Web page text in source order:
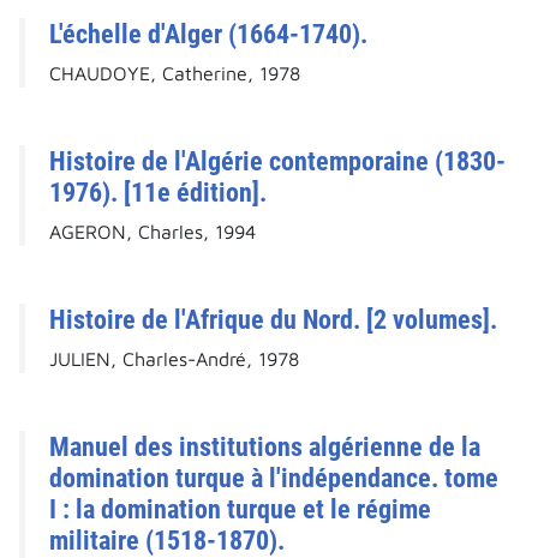
L'échelle d'Alger (1664-1740).
CHAUDOYE, Catherine, 1978
Histoire de l'Algérie contemporaine (1830-
1976). [11e édition].
AGERON, Charles, 1994
Histoire de l'Afrique du Nord. [2 volumes].
JULIEN, Charles-André, 1978
Manuel des institutions algérienne de la
domination turque à l'indépendance. tome
I : la domination turque et le régime
militaire (1518-1870).